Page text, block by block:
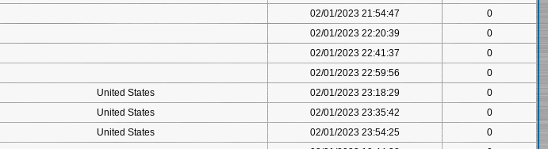
02/01/2023 21:54:47
0
02/01/2023 22:20:39
0
02/01/2023 22:41:37
0
02/01/2023 22:59:56
0
United States 02/01/2023 23:18:29
0
United States 02/01/2023 23:35:42
0
United States 02/01/2023 23:54:25
0